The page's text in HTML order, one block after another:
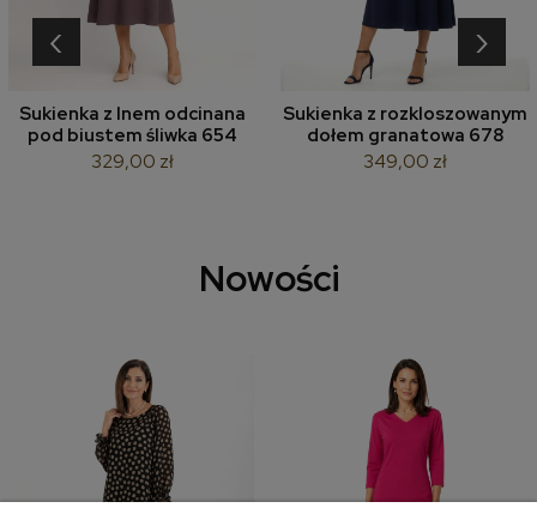
Sukienka z lnem odcinana
pod biustem śliwka 654
329,00 zł
Sukienka z rozkloszowanym
dołem granatowa 678
349,00 zł
‹ ›
Nowości